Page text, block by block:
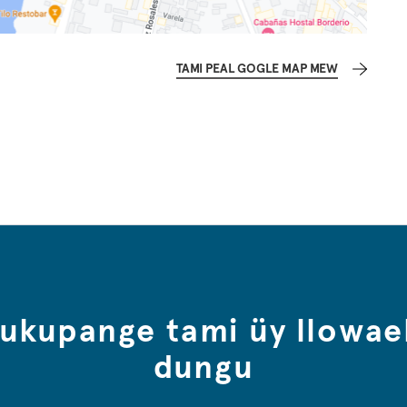
TAMI PEAL GOGLE MAP MEW
tami üy
dungu